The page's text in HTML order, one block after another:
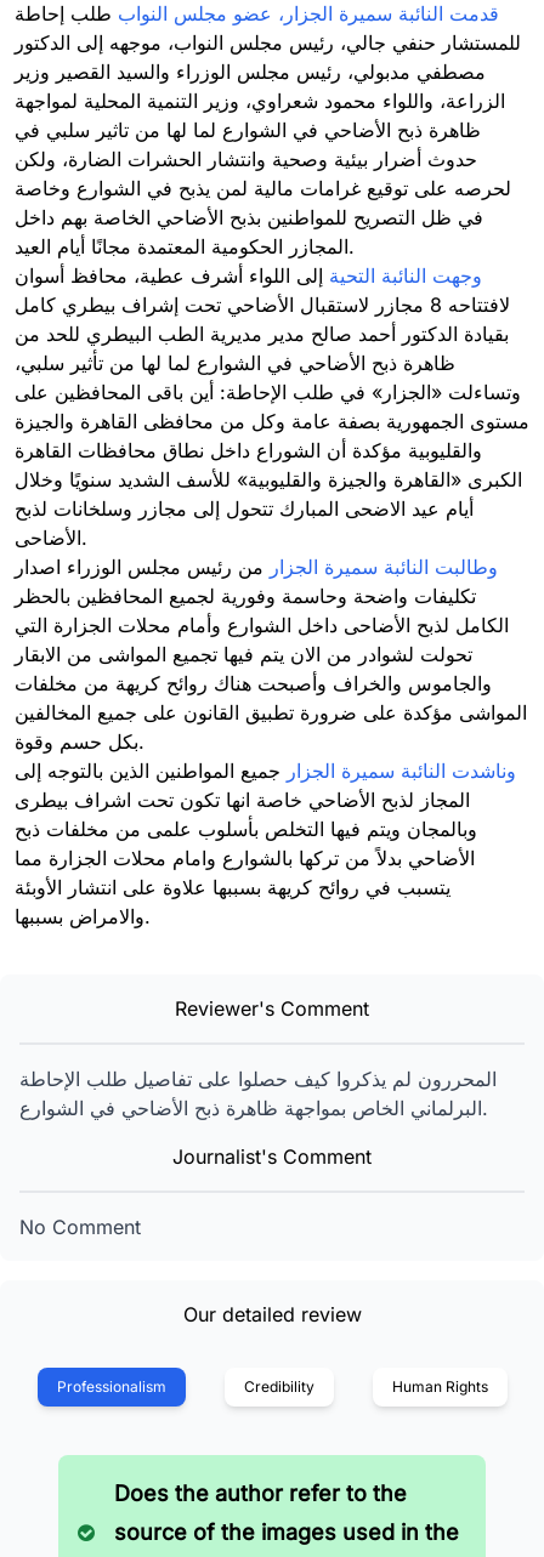
قدمت النائبة سميرة الجزار، عضو مجلس النواب طلب إحاطة
للمستشار حنفي جالي، رئيس مجلس النواب، موجهه إلى الدكتور
مصطفي مدبولي، رئيس مجلس الوزراء والسيد القصير وزير
الزراعة، واللواء محمود شعراوي، وزير التنمية المحلية لمواجهة
ظاهرة ذبح الأضاحي في الشوارع لما لها من تاثير سلبي في
حدوث أضرار بيئية وصحية وانتشار الحشرات الضارة، ولكن
لحرصه على توقيع غرامات مالية لمن يذبح في الشوارع وخاصة
في ظل التصريح للمواطنين بذبح الأضاحي الخاصة بهم داخل
المجازر الحكومية المعتمدة مجانًا أيام العيد.
وجهت النائبة التحية إلى اللواء أشرف عطية، محافظ أسوان
لافتتاحه 8 مجازر لاستقبال الأضاحي تحت إشراف بيطري كامل
بقيادة الدكتور أحمد صالح مدير مديرية الطب البيطري للحد من
ظاهرة ذبح الأضاحي في الشوارع لما لها من تأثير سلبي،
وتساءلت «الجزار» في طلب الإحاطة: أين باقى المحافظين على
مستوى الجمهورية بصفة عامة وكل من محافظى القاهرة والجيزة
والقليوبية مؤكدة أن الشوراع داخل نطاق محافظات القاهرة
الكبرى «القاهرة والجيزة والقليوبية» للأسف الشديد سنويًا وخلال
أيام عيد الاضحى المبارك تتحول إلى مجازر وسلخانات لذبح
الأضاحى.
وطالبت النائبة سميرة الجزار من رئيس مجلس الوزراء اصدار
تكليفات واضحة وحاسمة وفورية لجميع المحافظين بالحظر
الكامل لذبح الأضاحى داخل الشوارع وأمام محلات الجزارة التي
تحولت لشوادر من الان يتم فيها تجميع المواشى من الابقار
والجاموس والخراف وأصبحت هناك روائح كريهة من مخلفات
المواشى مؤكدة على ضرورة تطبيق القانون على جميع المخالفين
بكل حسم وقوة.
وناشدت النائبة سميرة الجزار جميع المواطنين الذين بالتوجه إلى
المجاز لذبح الأضاحي خاصة انها تكون تحت اشراف بيطرى
وبالمجان ويتم فيها التخلص بأسلوب علمى من مخلفات ذبح
الأضاحي بدلاً من تركها بالشوارع وامام محلات الجزارة مما
يتسبب في روائح كريهة بسببها علاوة على انتشار الأوبئة
والامراض بسببها.
Reviewer's Comment
المحررون لم يذكروا كيف حصلوا على تفاصيل طلب الإحاطة
البرلماني الخاص بمواجهةظاهرة ذبح الأضاحي في الشوارع.
Journalist's Comment
No Comment
Our detailed review
Professionalism Credibility Human Rights
Does the author refer to the
source of the images used in the